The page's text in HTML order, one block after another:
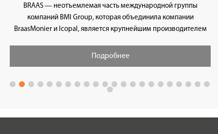
BRAAS — неотъемлемая часть международной группы
компаний BMI Group, которая объединила компании
BraasMonier и Icopal, является крупнейшим производителем
165-ним опытом работы.
производимой продукции и услуг. BRAAS обеспечивает
Подробнее